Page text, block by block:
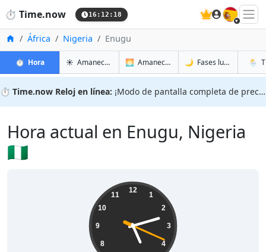
⏱️ Time.now 16:12:19 🇪🇸
InicioÁfrica Nigeria Enugu
⏱️ Horaen Enugu
☀️ Amanecer y atardecer en Enugu
🌅 Amanecer y atardecer mañana en
🌙 Fases lunares en🌦️
⏱️ Time.now Reloj en línea: ¡Modo de pantalla completa de precisión!
Hora actual en Enugu, Nigeria
🇳🇬
12
1
2
3
4
8
9
10
11